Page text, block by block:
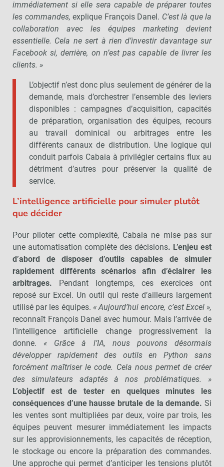
immédiatement si elle sera capable de préparer toutes
les commandes, explique François Danel. C’est là que la
collaboration avec les équipes marketing devient
essentielle. Cela ne sert à rien d’investir davantage sur
Facebook si, derrière, on n’est pas capable de livrer les
clients. »
L’objectif n’est donc plus seulement de générer de la
demande, mais d’orchestrer l’ensemble des leviers
disponibles : campagnes d’acquisition, capacités
de préparation, organisation des équipes, recours
au travail dominical ou arbitrages entre les
différents canaux de distribution. Une logique qui
conduit parfois Cabaia à privilégier certains flux au
détriment d’autres pour préserver la qualité de
service.
L’intelligence artificielle pour simuler plutôt
que décider
Pour piloter cette complexité, Cabaia ne mise pas sur
une automatisation complète des décisions. L’enjeu est
d’abord de disposer d’outils capables de simuler
rapidement différents scénarios afin d’éclairer les
arbitrages. Pendant longtemps, ces exercices ont
reposé sur Excel. Un outil qui reste d’ailleurs largement
utilisé par les équipes. « Aujourd’hui encore, c’est Excel »,
reconnaît François Danel avec humour. Mais l’arrivée de
l’intelligence artificielle change progressivement la
donne. « Grâce à l’IA, nous pouvons désormais
développer rapidement des outils en Python sans
forcément maîtriser le code. Cela nous permet de créer
des simulateurs adaptés à nos problématiques. »
L’objectif est de tester en quelques minutes les
conséquences d’une hausse brutale de la demande. Si
les ventes sont multipliées par deux, voire par trois, les
équipes peuvent mesurer immédiatement les impacts
sur les approvisionnements, les capacités de réception,
le stockage ou encore la préparation des commandes.
Une approche qui permet d’anticiper les tensions plutôt